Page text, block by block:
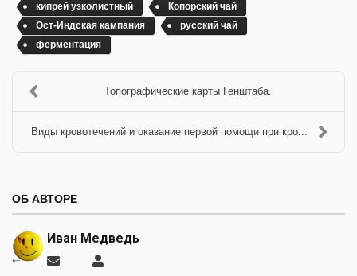
кипрей узколистный
Копорский чай
Ост-Индская кампания
русский чай
ферментация
Топографические карты Генштаба.
Виды кровотечений и оказание первой помощи при кро...
ОБ АВТОРЕ
Иван Медведь
Подписаться